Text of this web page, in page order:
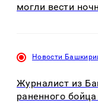
могли вести
Новости
Журналист из
раненного